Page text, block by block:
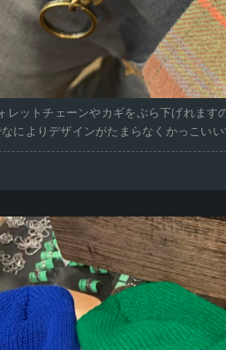
レットチェーンやカギをぶら下げれます
によりデザインがたまらなくかっこい